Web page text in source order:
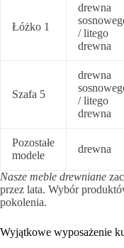
Łóżko 1
drewna
/ litego
drewna
Szafa 5
drewna
/ litego
drewna
Pozostałe
modele
drewna
Nasze meble drewniane
przez lata. Wybór
pokolenia.
Wyjątkowe wyposażenie